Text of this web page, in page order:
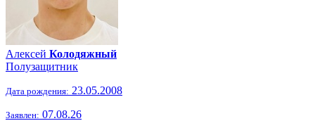
Алексей Колодяжный
Полузащитник
Дата рождения: 23.05.2008
Заявлен: 07.08.26